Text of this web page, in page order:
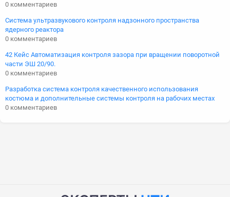
0 комментариев
Система ультразвукового контроля надзонного пространства
ядерного реактора
0 комментариев
42 Кейс Автоматизация контроля зазора при вращении поворотной
части ЭШ 20/90.
0 комментариев
Разработка система контроля качественного использования
костюма и дополнительные системы контроля на рабочих местах
0 комментариев